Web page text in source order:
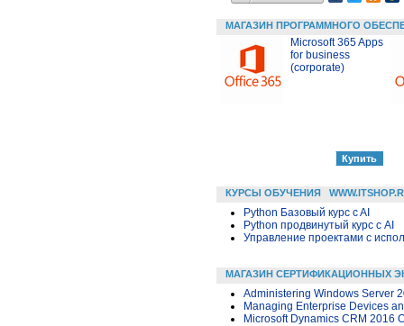
МАГАЗИН ПРОГРАММНОГО
Microsoft 365 Apps
for business
(corporate)
КУРСЫ ОБУЧЕНИЯ
Python Базовый курс c AI
Python продвинутый курс с AI
Управление проектами с
МАГАЗИН СЕРТИФИКАЦИОННЫХ
Administering Windows Server
Managing Enterprise Devices
Microsoft Dynamics CRM 2016